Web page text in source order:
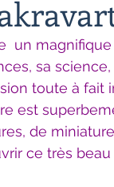
/ Récits
un
sa
toute à fait
est
de
ce très